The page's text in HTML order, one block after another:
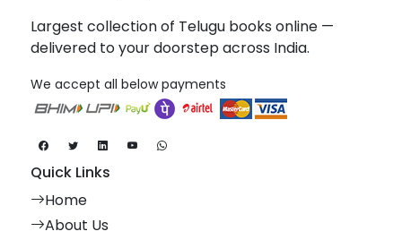
Largest collection of Telugu books online —
delivered to your doorstep across India.
We accept all below payments
Quick Links
Home
About Us